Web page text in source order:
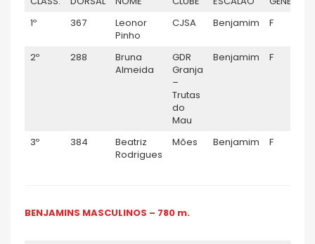
1º
367
Leonor
Pinho
CJSA Benjamim F
2º 288
Bruna
Almeida
GDR
Granja
–
Trutas
do
Mau
Benjamim F
3º 384
Beatriz
Rodrigues
Mões Benjamim F
BENJAMINS MASCULINOS – 780 m.